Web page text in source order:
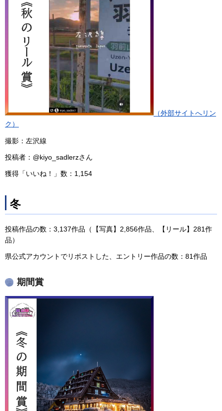
（外部サイトへリン
ク）
撮影：左沢線
投稿者：@kiyo_sadlerzさん
獲得「いいね！」数：1,154
冬
投稿作品の数：3,137作品（【写真】2,856作品、【リール】281作
品）
県公式アカウントでリポストした、エントリー作品の数：81作品
期間賞